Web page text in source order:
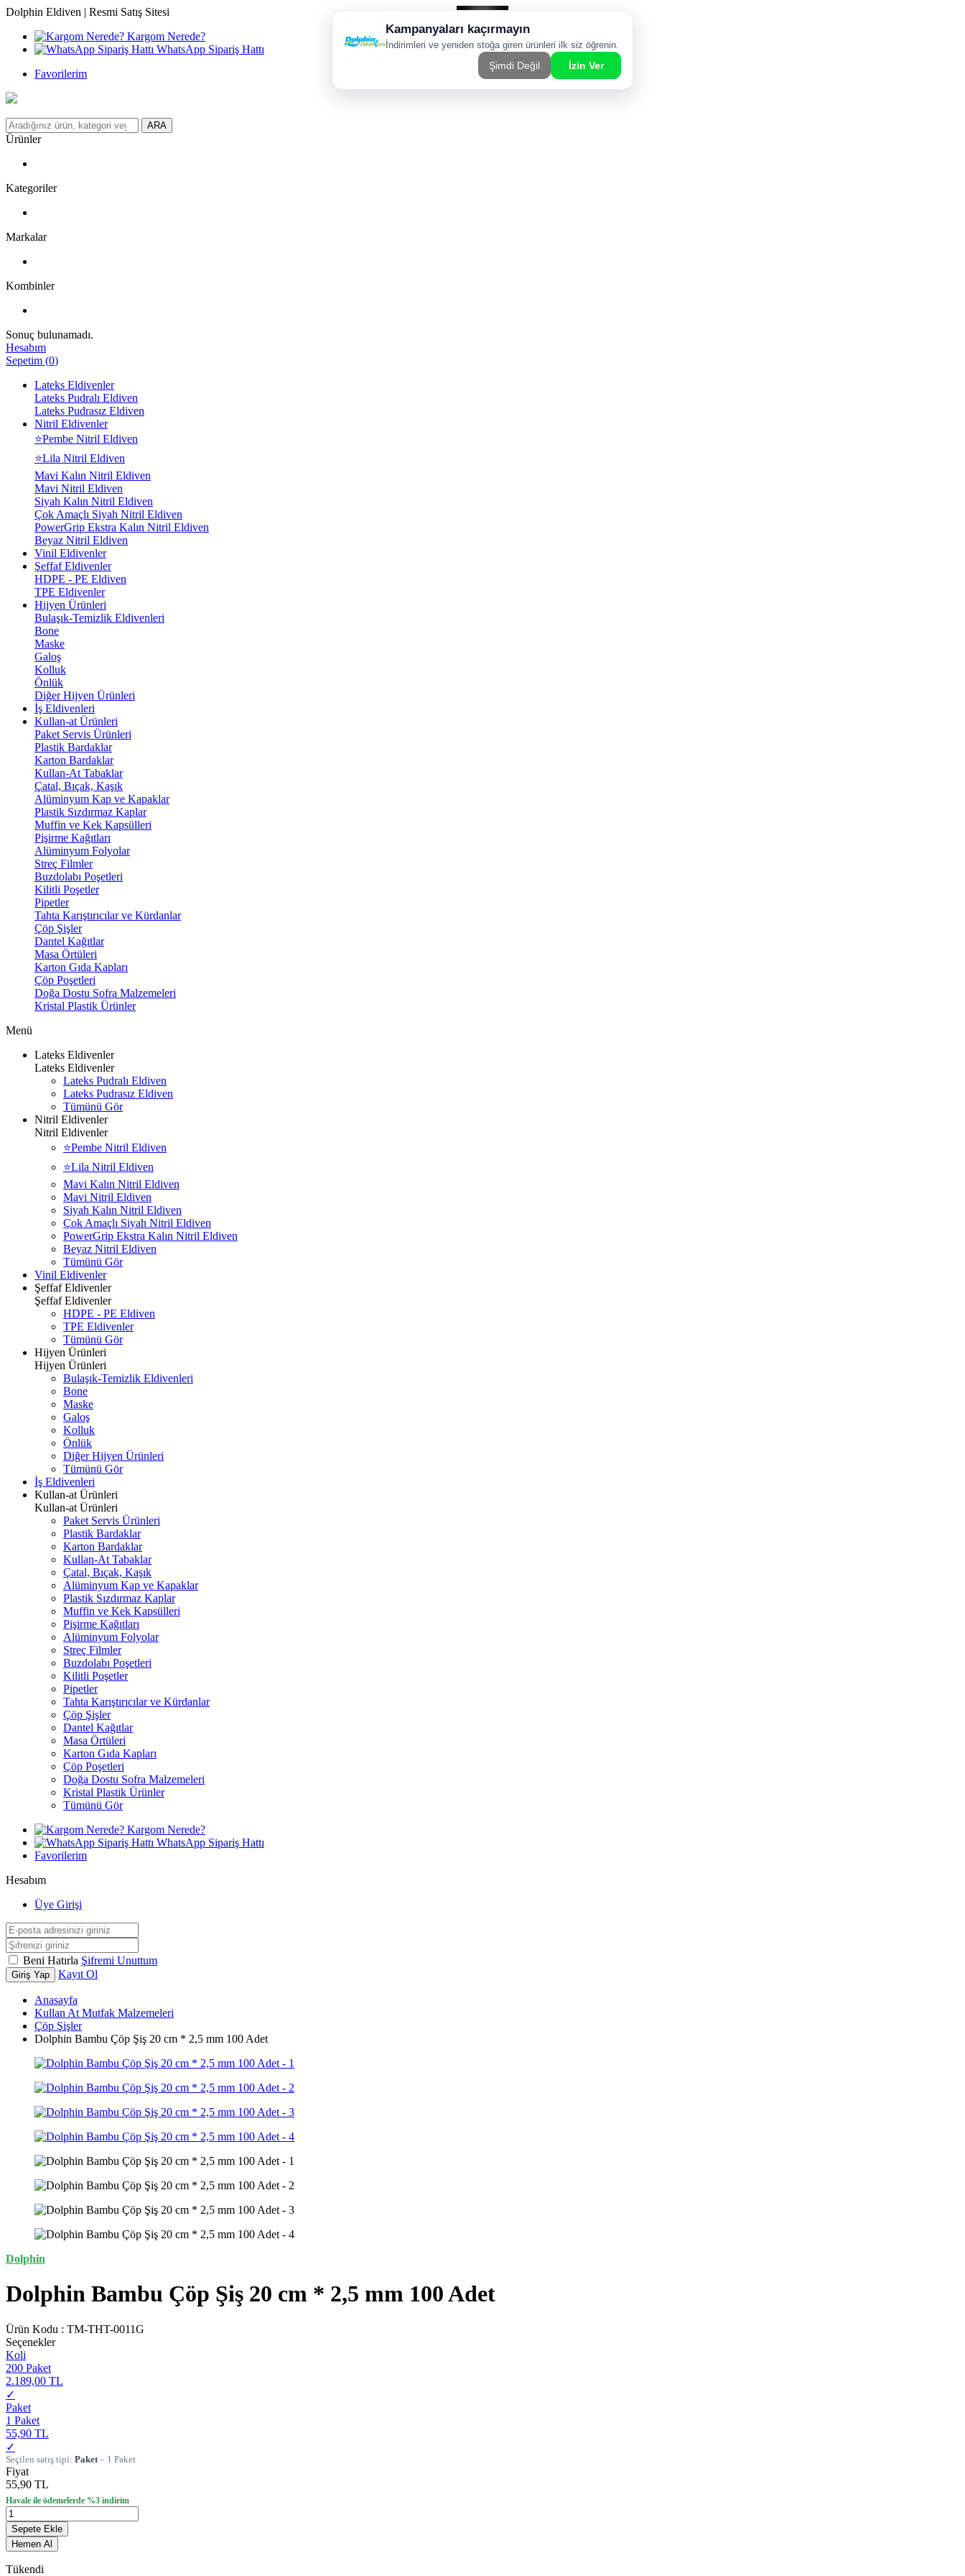
Dolphin Eldiven | Resmi Satış Sitesi
Kargom Nerede?
WhatsApp Sipariş Hattı
Favorilerim
ARA
Ürünler
Kategoriler
Markalar
Kombinler
Sonuç bulunamadı.
Hesabım
Sepetim (0)
Lateks Eldivenler
Lateks Pudralı Eldiven
Lateks Pudrasız Eldiven
Nitril Eldivenler
⭐Pembe Nitril Eldiven
⭐Lila Nitril Eldiven
Mavi Kalın Nitril Eldiven
Mavi Nitril Eldiven
Siyah Kalın Nitril Eldiven
Çok Amaçlı Siyah Nitril Eldiven
PowerGrip Ekstra Kalın Nitril Eldiven
Beyaz Nitril Eldiven
Vinil Eldivenler
Şeffaf Eldivenler
HDPE - PE Eldiven
TPE Eldivenler
Hijyen Ürünleri
Bulaşık-Temizlik Eldivenleri
Bone
Maske
Galoş
Kolluk
Önlük
Diğer Hijyen Ürünleri
İş Eldivenleri
Kullan-at Ürünleri
Paket Servis Ürünleri
Plastik Bardaklar
Karton Bardaklar
Kullan-At Tabaklar
Çatal, Bıçak, Kaşık
Alüminyum Kap ve Kapaklar
Plastik Sızdırmaz Kaplar
Muffin ve Kek Kapsülleri
Pişirme Kağıtları
Alüminyum Folyolar
Streç Filmler
Buzdolabı Poşetleri
Kilitli Poşetler
Pipetler
Tahta Karıştırıcılar ve Kürdanlar
Çöp Şişler
Dantel Kağıtlar
Masa Örtüleri
Karton Gıda Kapları
Çöp Poşetleri
Doğa Dostu Sofra Malzemeleri
Kristal Plastik Ürünler
Menü
Lateks Eldivenler
Lateks Eldivenler
Lateks Pudralı Eldiven
Lateks Pudrasız Eldiven
Tümünü Gör
Nitril Eldivenler
Nitril Eldivenler
⭐Pembe Nitril Eldiven
⭐Lila Nitril Eldiven
Mavi Kalın Nitril Eldiven
Mavi Nitril Eldiven
Siyah Kalın Nitril Eldiven
Çok Amaçlı Siyah Nitril Eldiven
PowerGrip Ekstra Kalın Nitril Eldiven
Beyaz Nitril Eldiven
Tümünü Gör
Vinil Eldivenler
Şeffaf Eldivenler
Şeffaf Eldivenler
HDPE - PE Eldiven
TPE Eldivenler
Tümünü Gör
Hijyen Ürünleri
Hijyen Ürünleri
Bulaşık-Temizlik Eldivenleri
Bone
Maske
Galoş
Kolluk
Önlük
Diğer Hijyen Ürünleri
Tümünü Gör
İş Eldivenleri
Kullan-at Ürünleri
Kullan-at Ürünleri
Paket Servis Ürünleri
Plastik Bardaklar
Karton Bardaklar
Kullan-At Tabaklar
Çatal, Bıçak, Kaşık
Alüminyum Kap ve Kapaklar
Plastik Sızdırmaz Kaplar
Muffin ve Kek Kapsülleri
Pişirme Kağıtları
Alüminyum Folyolar
Streç Filmler
Buzdolabı Poşetleri
Kilitli Poşetler
Pipetler
Tahta Karıştırıcılar ve Kürdanlar
Çöp Şişler
Dantel Kağıtlar
Masa Örtüleri
Karton Gıda Kapları
Çöp Poşetleri
Doğa Dostu Sofra Malzemeleri
Kristal Plastik Ürünler
Tümünü Gör
Kargom Nerede?
WhatsApp Sipariş Hattı
Favorilerim
Hesabım
Üye Girişi
Beni Hatırla Şifremi Unuttum
Giriş Yap Kayıt Ol
Anasayfa
Kullan At Mutfak Malzemeleri
Çöp Şişler
Dolphin Bambu Çöp Şiş 20 cm * 2,5 mm 100 Adet
Dolphin
Dolphin Bambu Çöp Şiş 20 cm * 2,5 mm 100 Adet
Ürün Kodu : TM-THT-0011G
Seçenekler
Koli
200 Paket
2.189,00 TL
✓
Paket
1 Paket
55,90 TL
✓
Seçilen satış tipi: Paket – 1 Paket
Fiyat
55,90 TL
Havale ile ödemelerde %3 indirim
Sepete Ekle
Hemen Al
Tükendi